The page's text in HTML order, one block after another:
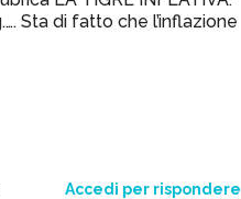
Sta di fatto che l’inflazione
Accedi per rispondere